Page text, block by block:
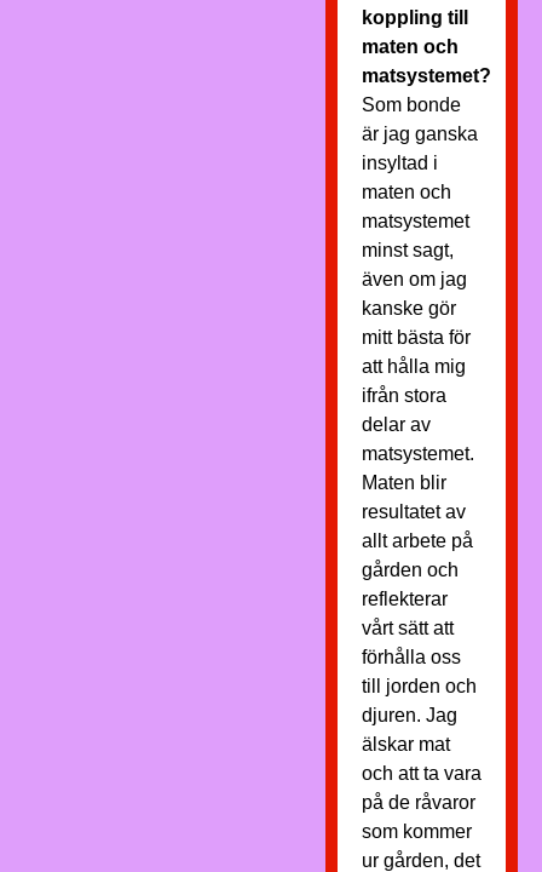
koppling till
maten och
matsystemet?
Som bonde
är jag ganska
insyltad i
maten och
matsystemet
minst sagt,
även om jag
kanske gör
mitt bästa för
att hålla mig
ifrån stora
delar av
matsystemet.
Maten blir
resultatet av
allt arbete på
gården och
reflekterar
vårt sätt att
förhålla oss
till jorden och
djuren. Jag
älskar mat
och att ta vara
på de råvaror
som kommer
ur gården, det